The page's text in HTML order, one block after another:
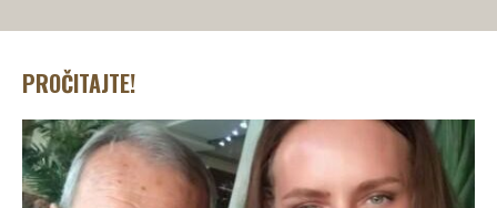
PROČITAJTE!